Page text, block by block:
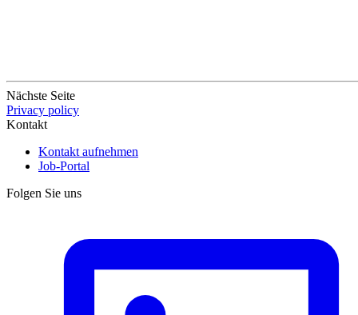
Nächste Seite
Privacy policy
Kontakt
Kontakt aufnehmen
Job-Portal
Folgen Sie uns